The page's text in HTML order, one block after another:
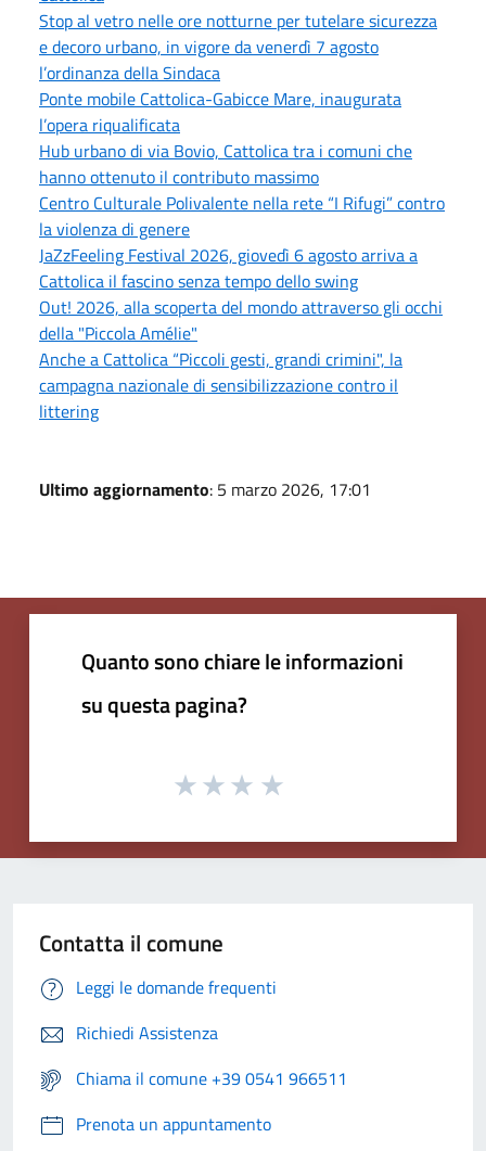
Stop al vetro nelle ore notturne per tutelare sicurezza
e decoro urbano, in vigore da venerdì 7 agosto
l’ordinanza della Sindaca
Ponte mobile Cattolica-Gabicce Mare, inaugurata
l’opera riqualificata
Hub urbano di via Bovio, Cattolica tra i comuni che
hanno ottenuto il contributo massimo
Centro Culturale Polivalente nella rete “I Rifugi” contro
la violenza di genere
JaZzFeeling Festival 2026, giovedì 6 agosto arriva a
Cattolica il fascino senza tempo dello swing
Out! 2026, alla scoperta del mondo attraverso gli occhi
della "Piccola Amélie"
Anche a Cattolica “Piccoli gesti, grandi crimini", la
campagna nazionale di sensibilizzazione contro il
littering
Ultimo aggiornamento: 5 marzo 2026, 17:01
Quanto sono chiare le informazioni
su questa pagina?
Contatta il comune
Leggi le domande frequenti
Richiedi Assistenza
Chiama il comune +39 0541 966511
Prenota un appuntamento